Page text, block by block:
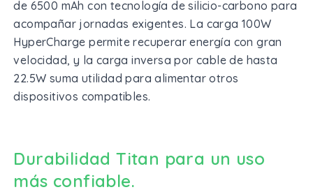
de 6500 mAh con tecnología de silicio-carbono para
acompañar jornadas exigentes. La carga 100W
HyperCharge permite recuperar energía con gran
velocidad, y la carga inversa por cable de hasta
22.5W suma utilidad para alimentar otros
dispositivos compatibles.
Durabilidad Titan para un uso
más confiable.